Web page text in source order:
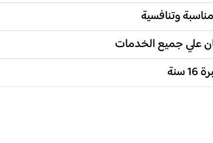
وتنافسية
علي جميع الخدمات